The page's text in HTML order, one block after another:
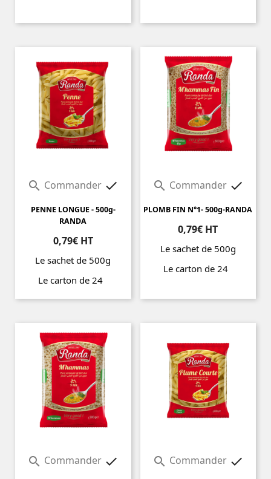
 Commander 
PENNE LONGUE - 500g-
RANDA
0,79€ HT
Le sachet de 500g
Le carton de 24
Prix
 Commander 
PLOMB FIN N°1- 500g-RANDA
0,79€ HT
Le sachet de 500g
Le carton de 24
 Commander   Commander 